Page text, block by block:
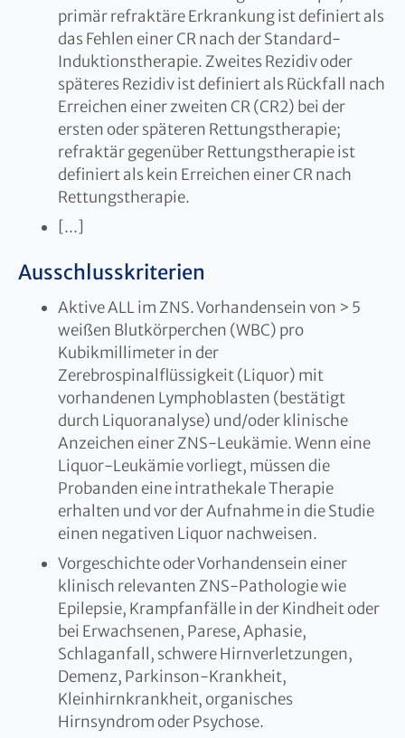
primär refraktäre Erkrankung ist definiert als
das Fehlen einer CR nach der Standard-
Induktionstherapie. Zweites Rezidiv oder
späteres Rezidiv ist definiert als Rückfall nach
Erreichen einer zweiten CR (CR2) bei der
ersten oder späteren Rettungstherapie;
refraktär gegenüber Rettungstherapie ist
definiert als kein Erreichen einer CR nach
Rettungstherapie.
[...]
Ausschlusskriterien
Aktive ALL im ZNS. Vorhandensein von > 5
weißen Blutkörperchen (WBC) pro
Kubikmillimeter in der
Zerebrospinalflüssigkeit (Liquor) mit
vorhandenen Lymphoblasten (bestätigt
durch Liquoranalyse) und/oder klinische
Anzeichen einer ZNS-Leukämie. Wenn eine
Liquor-Leukämie vorliegt, müssen die
Probanden eine intrathekale Therapie
erhalten und vor der Aufnahme in die Studie
einen negativen Liquor nachweisen.
Vorgeschichte oder Vorhandensein einer
klinisch relevanten ZNS-Pathologie wie
Epilepsie, Krampfanfälle in der Kindheit oder
bei Erwachsenen, Parese, Aphasie,
Schlaganfall, schwere Hirnverletzungen,
Demenz, Parkinson-Krankheit,
Kleinhirnkrankheit, organisches
Hirnsyndrom oder Psychose.